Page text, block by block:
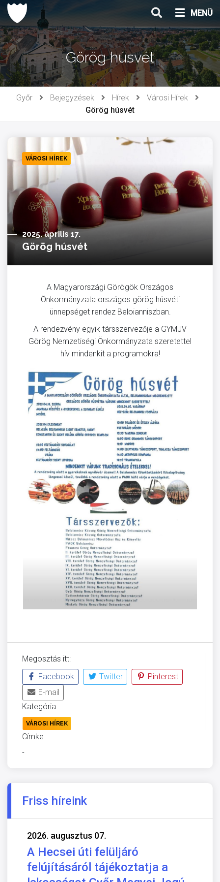
Ugrás
tartalomhoz
MENÜ
Görög húsvét
Győr Bejegyzések Hírek
Városi Hírek
Görög húsvét
VÁROSI HÍREK
2025. április 17.
Görög húsvét
A Magyarországi Görögök Országos
Önkormányzata országos görög húsvéti
ünnepséget rendez Beloianniszban.
A rendezvény egyik társszervezője a GYMJV
Görög Nemzetiségi Önkormányzata szeretettel
hív mindenkit a programokra!
Megosztás itt:
Facebook
Twitter
Pinterest
E-mail
Kategória
VÁROSI HÍREK
Címke
-
Friss híreink
2026. augusztus 07.
A Hecsei úti felüljáró
felújításáról tájékoztatja a